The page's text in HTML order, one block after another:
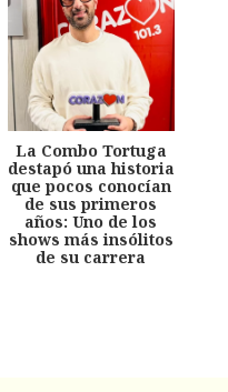
La Combo Tortuga
destapó una historia
que pocos conocían
de sus primeros
años: Uno de los
shows más insólitos
de su carrera